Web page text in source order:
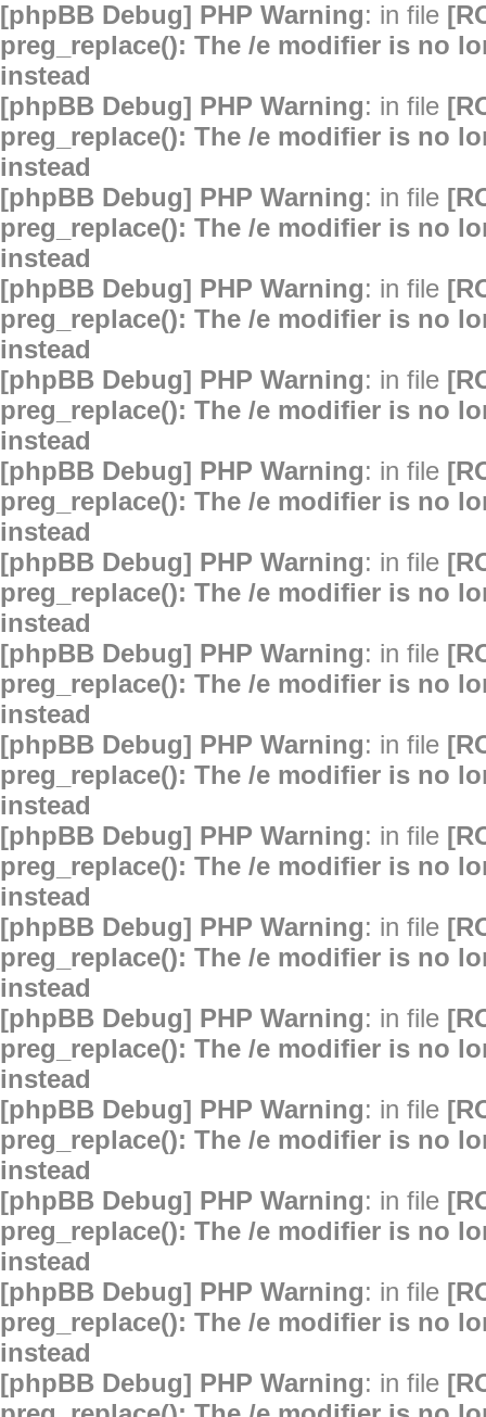
[phpBB Debug] PHP Warning: in file
preg_replace(): The /e modifier is no
instead
[phpBB Debug] PHP Warning: in file
preg_replace(): The /e modifier is no
instead
[phpBB Debug] PHP Warning: in file
preg_replace(): The /e modifier is no
instead
[phpBB Debug] PHP Warning: in file
preg_replace(): The /e modifier is no
instead
[phpBB Debug] PHP Warning: in file
preg_replace(): The /e modifier is no
instead
[phpBB Debug] PHP Warning: in file
preg_replace(): The /e modifier is no
instead
[phpBB Debug] PHP Warning: in file
preg_replace(): The /e modifier is no
instead
[phpBB Debug] PHP Warning: in file
preg_replace(): The /e modifier is no
instead
[phpBB Debug] PHP Warning: in file
preg_replace(): The /e modifier is no
instead
[phpBB Debug] PHP Warning: in file
preg_replace(): The /e modifier is no
instead
[phpBB Debug] PHP Warning: in file
preg_replace(): The /e modifier is no
instead
[phpBB Debug] PHP Warning: in file
preg_replace(): The /e modifier is no
instead
[phpBB Debug] PHP Warning: in file
preg_replace(): The /e modifier is no
instead
[phpBB Debug] PHP Warning: in file
preg_replace(): The /e modifier is no
instead
[phpBB Debug] PHP Warning: in file
preg_replace(): The /e modifier is no
instead
[phpBB Debug] PHP Warning: in file